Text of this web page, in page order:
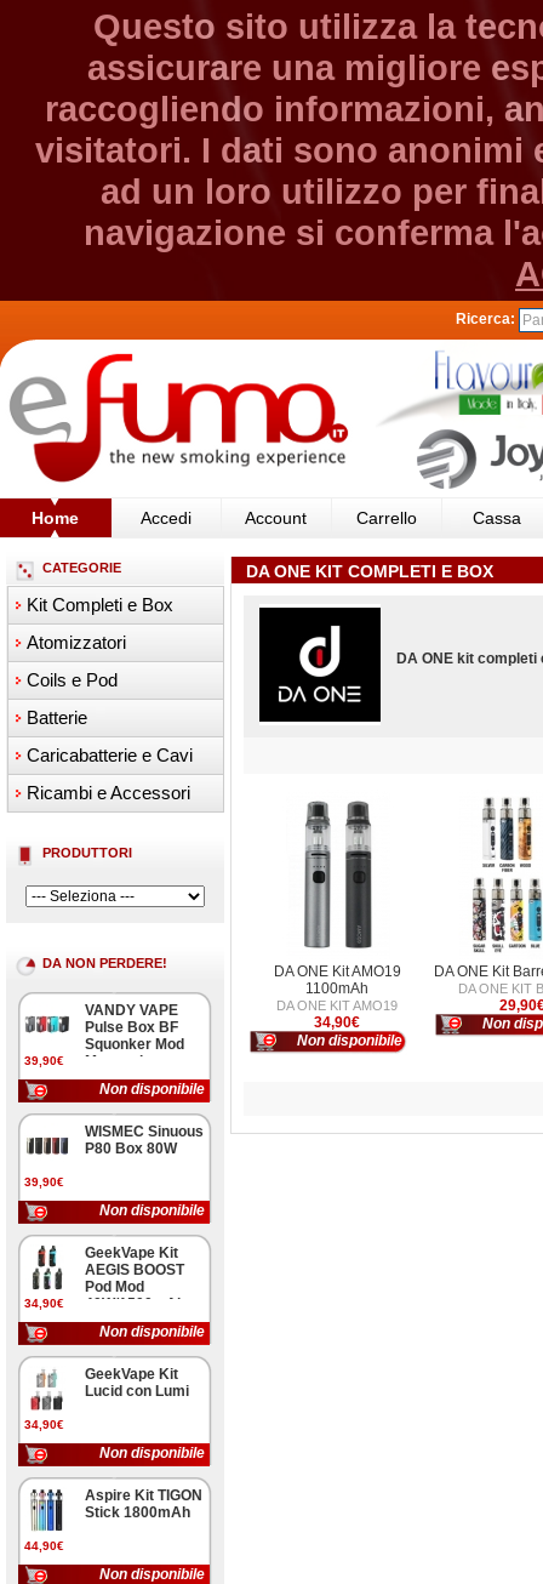
Questo sito utilizza la
assicurare una migliore
raccogliendo informazioni,
visitatori. I dati sono anonimi
ad un loro utilizzo per
navigazione si conferma
Ricerca:
Home Accedi Account Carrello Cassa
CATEGORIE
Kit Completi e Box
Atomizzatori
Coils e Pod
Batterie
Caricabatterie e Cavi
Ricambi e Accessori
PRODUTTORI
DA NON PERDERE!
39,90€
VANDY VAPE
Pulse Box BF
Squonker Mod
Meccanica
Non disponibile
39,90€
WISMEC Sinuous
P80 Box 80W
Non disponibile
34,90€
GeekVape Kit
AEGIS BOOST
Pod Mod
40W/1500mAh
Non disponibile
34,90€
GeekVape Kit
Lucid con Lumi
Non disponibile
44,90€
Aspire Kit TIGON
Stick 1800mAh
Non disponibile
DA ONE KIT COMPLETI E BOX
DA ONE kit completi
DA ONE Kit AMO19
1100mAh
DA ONE KIT AMO19
34,90€
Non disponibile
DA ONE Kit
DA ONE KIT
Non